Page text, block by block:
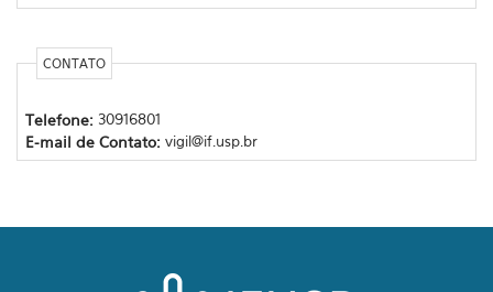
CONTATO
Telefone: 30916801
E-mail de Contato: vigil@if.usp.br